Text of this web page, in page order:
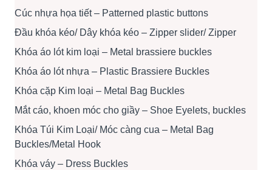
Cúc nhựa họa tiết – Patterned plastic buttons
Đầu khóa kéo/ Dây khóa kéo – Zipper slider/ Zipper
Khóa áo lót kim loại – Metal brassiere buckles
Khóa áo lót nhựa – Plastic Brassiere Buckles
Khóa cặp Kim loại – Metal Bag Buckles
Mắt cáo, khoen móc cho giầy – Shoe Eyelets, buckles
Khóa Túi Kim Loại/ Móc càng cua – Metal Bag
Buckles/Metal Hook
Khóa váy – Dress Buckles